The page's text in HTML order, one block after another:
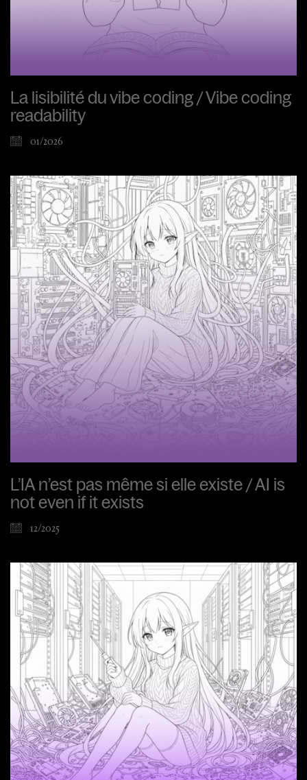
La lisibilité du vibe coding / Vibe coding
readability
01/2026
L’IA n’est pas même si elle existe / AI is
not even if it exists
12/2025